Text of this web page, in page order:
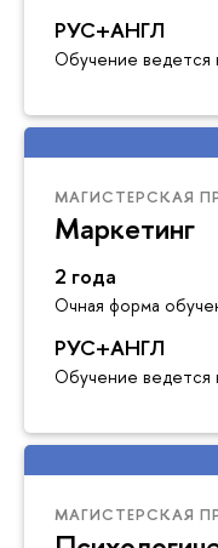
РУС+АНГЛ
Обучение ведется
МАГИСТЕРСКАЯ
Маркетинг
2 года
Очная форма
РУС+АНГЛ
Обучение ведется
МАГИСТЕРСКАЯ